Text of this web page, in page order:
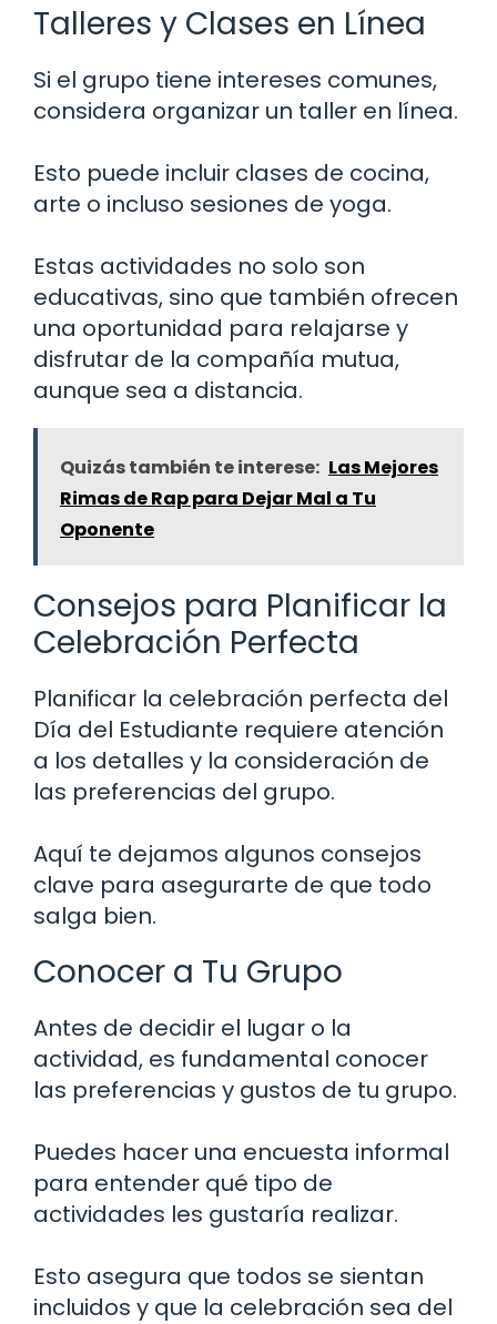
Talleres y Clases en Línea
Si el grupo tiene intereses comunes,
considera organizar un taller en línea.
Esto puede incluir clases de cocina,
arte o incluso sesiones de yoga.
Estas actividades no solo son
educativas, sino que también ofrecen
una oportunidad para relajarse y
disfrutar de la compañía mutua,
aunque sea a distancia.
Quizás también te interese: Las Mejores
Rimas de Rap para Dejar Mal a Tu
Oponente
Consejos para Planificar la
Celebración Perfecta
Planificar la celebración perfecta del
Día del Estudiante requiere atención
a los detalles y la consideración de
las preferencias del grupo.
Aquí te dejamos algunos consejos
clave para asegurarte de que todo
salga bien.
Conocer a Tu Grupo
Antes de decidir el lugar o la
actividad, es fundamental conocer
las preferencias y gustos de tu grupo.
Puedes hacer una encuesta informal
para entender qué tipo de
actividades les gustaría realizar.
Esto asegura que todos se sientan
incluidos y que la celebración sea del